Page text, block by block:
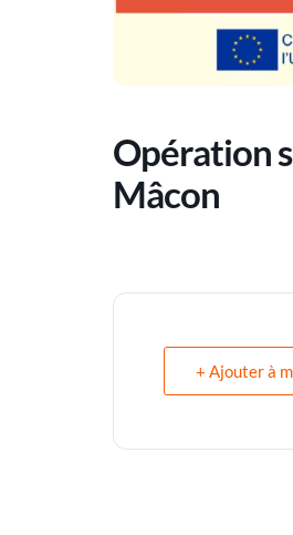
Opération
Mâcon
+ Ajouter à